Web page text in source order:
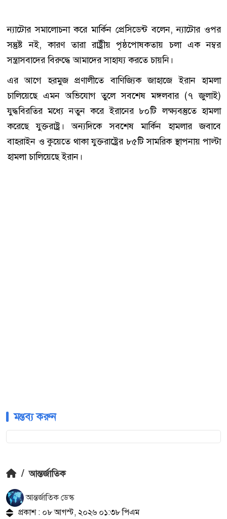
ন্যাটোর সমালোচনা করে মার্কিন প্রেসিডেন্ট বলেন, ন্যাটোর ওপর
সন্তুষ্ট নই, কারণ তারা রাষ্ট্রীয় পৃষ্ঠপোষকতায় চলা এক নম্বর
সন্ত্রাসবাদের বিরুদ্ধে আমাদের সাহায্য করতে চায়নি।
এর আগে হরমুজ প্রণালীতে বাণিজ্যিক জাহাজে ইরান হামলা
চালিয়েছে এমন অভিযোগ তুলে সবশেষ মঙ্গলবার (৭ জুলাই)
যুদ্ধবিরতির মধ্যে নতুন করে ইরানের ৮০টি লক্ষ্যবস্তুতে হামলা
করেছে যুক্তরাষ্ট্র। অন্যদিকে সবশেষ মার্কিন হামলার জবাবে
বাহরাইন ও কুয়েতে থাকা যুক্তরাষ্ট্রের ৮৫টি সামরিক স্থাপনায় পাল্টা
হামলা চালিয়েছে ইরান।
মন্তব্য করুন
/ আন্তর্জাতিক
আন্তর্জাতিক ডেস্ক
প্রকাশ : ০৮ আগস্ট, ২০২৬ ০১:৩৮ পিএম